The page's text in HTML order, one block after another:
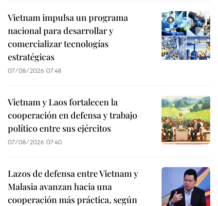
Vietnam impulsa un programa
nacional para desarrollar y
comercializar tecnologías
estratégicas
07/08/2026 07:48
Vietnam y Laos fortalecen la
cooperación en defensa y trabajo
político entre sus ejércitos
07/08/2026 07:40
Lazos de defensa entre Vietnam y
Malasia avanzan hacia una
cooperación más práctica, según